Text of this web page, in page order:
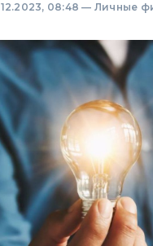
08:48 — Личные